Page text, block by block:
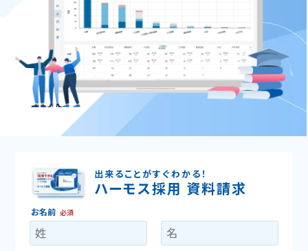
出来ることがすぐわかる！
ハーモス採用 資料請求
お名前 必須